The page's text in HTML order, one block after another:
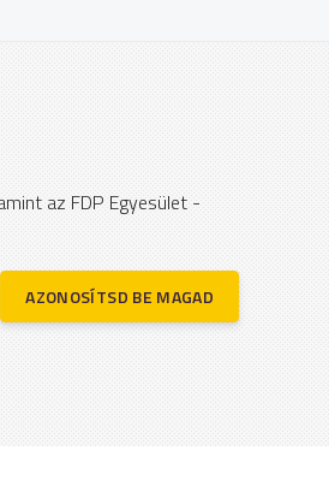
az FDP Egyesület -
AZONOSÍTSD BE MAGAD